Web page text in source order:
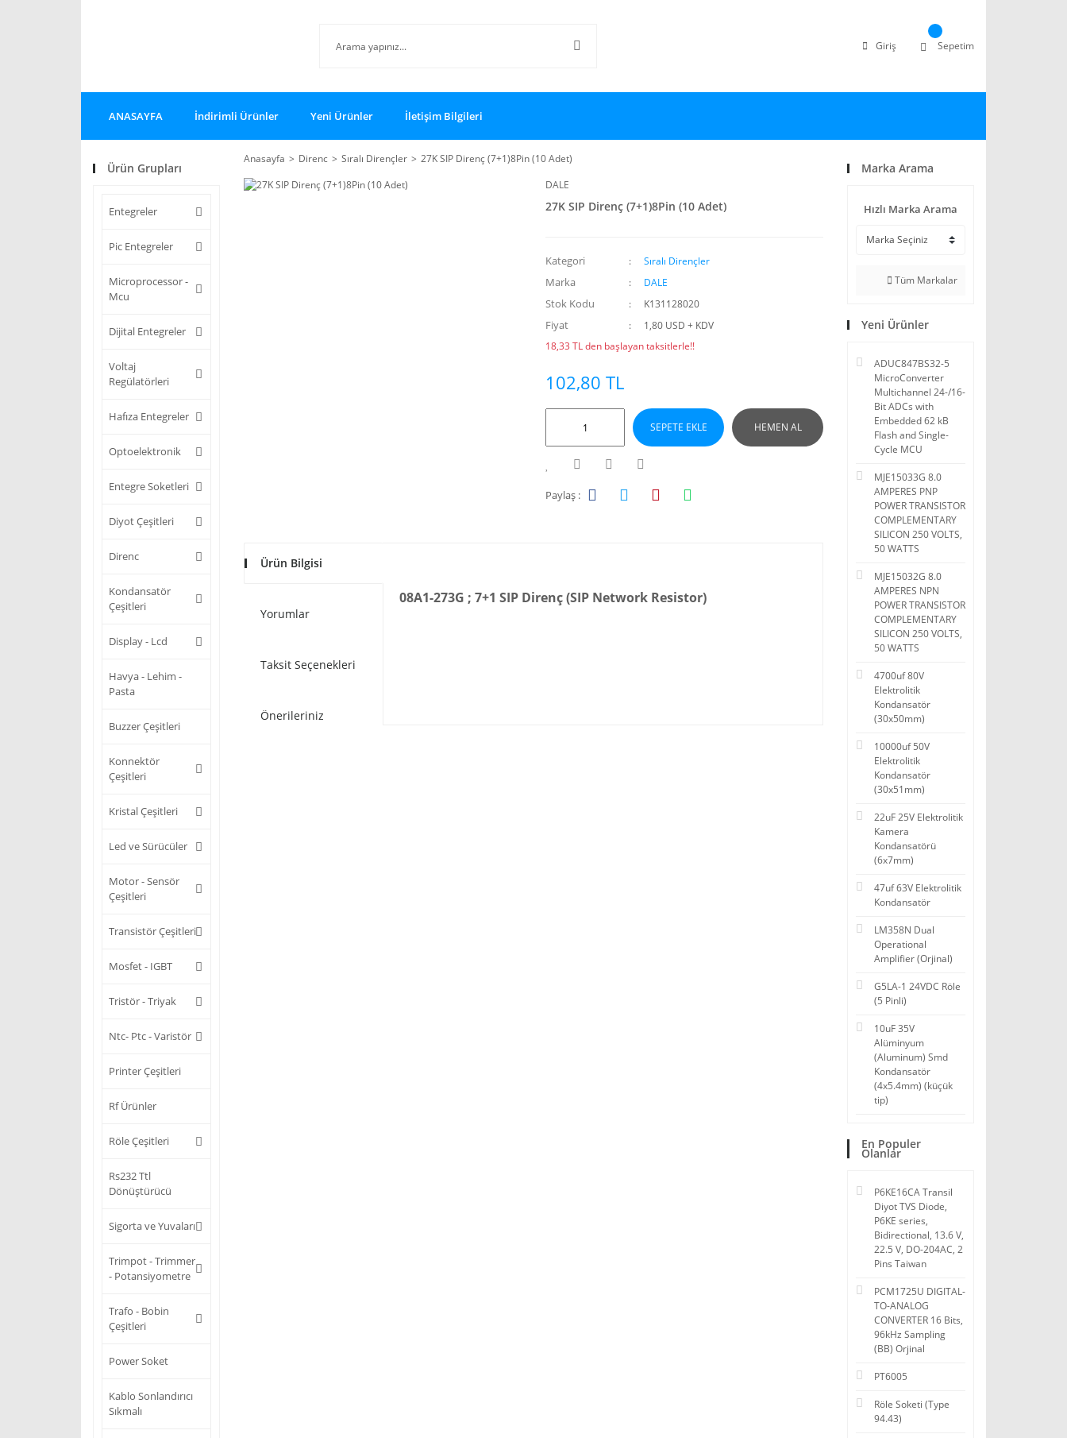
Giriş Sepetim
ANASAYFA İndirimli Ürünler Yeni Ürünler İletişim Bilgileri
Ürün Grupları
Entegreler
Pic Entegreler
Microprocessor -
Mcu
Dijital Entegreler
Voltaj
Regülatörleri
Hafıza Entegreler
Optoelektronik
Entegre Soketleri
Diyot Çeşitleri
Direnc
Kondansatör
Çeşitleri
Display - Lcd
Havya - Lehim -
Pasta
Buzzer Çeşitleri
Konnektör
Çeşitleri
Kristal Çeşitleri
Led ve Sürücüler
Motor - Sensör
Çeşitleri
Transistör Çeşitleri
Mosfet - IGBT
Tristör - Triyak
Ntc- Ptc - Varistör
Printer Çeşitleri
Rf Ürünler
Röle Çeşitleri
Rs232 Ttl
Dönüştürücü
Sigorta ve Yuvaları
Trimpot - Trimmer
- Potansiyometre
Trafo - Bobin
Çeşitleri
Power Soket
Kablo Sonlandırıcı
Sıkmalı
Anasayfa Direnc Sıralı Dirençler
27K SIP Direnç (7+1)8Pin (10 Adet)
DALE
27K SIP Direnç (7+1)8Pin (10 Adet)
Kategori Sıralı Dirençler
Marka DALE
Stok Kodu K131128020
Fiyat
1,80 USD + KDV
18,33 TL den başlayan taksitlerle!!
102,80 TL
SEPETE EKLE HEMEN AL
Paylaş :
Ürün Bilgisi
Yorumlar
Taksit Seçenekleri
Önerileriniz
08A1-273G ; 7+1 SIP Direnç (SIP Network Resistor)
Marka Arama
Hızlı Marka Arama
Tüm Markalar
Yeni Ürünler
ADUC847BS32-5
MicroConverter
Multichannel 24-/16-
Bit ADCs with
Embedded 62 kB
Flash and Single-
Cycle MCU
MJE15033G 8.0
AMPERES PNP
POWER TRANSISTOR
COMPLEMENTARY
SILICON 250 VOLTS,
50 WATTS
MJE15032G 8.0
AMPERES NPN
POWER TRANSISTOR
COMPLEMENTARY
SILICON 250 VOLTS,
50 WATTS
4700uf 80V
Elektrolitik
Kondansatör
(30x50mm)
10000uf 50V
Elektrolitik
Kondansatör
(30x51mm)
22uF 25V Elektrolitik
Kamera
Kondansatörü
(6x7mm)
47uf 63V Elektrolitik
Kondansatör
LM358N Dual
Operational
Amplifier (Orjinal)
G5LA-1 24VDC Röle
(5 Pinli)
10uF 35V
Alüminyum
(Aluminum) Smd
Kondansatör
(4x5.4mm) (küçük
tip)
En Populer
Olanlar
P6KE16CA Transil
Diyot TVS Diode,
P6KE series,
Bidirectional, 13.6 V,
22.5 V, DO-204AC, 2
Pins Taiwan
PCM1725U DIGITAL-
TO-ANALOG
CONVERTER 16 Bits,
96kHz Sampling
(BB) Orjinal
PT6005
Röle Soketi (Type
94.43)